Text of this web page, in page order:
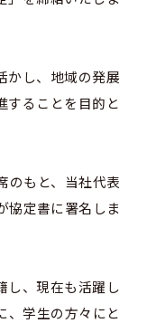
かし、地域の発展
することを目的と
のもと、当社代表
協定書に署名しま
し、現在も活躍し
、学生の方々にと